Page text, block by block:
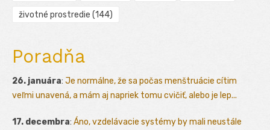
životné prostredie (144)
Poradňa
26. januára: Je normálne, že sa počas menštruácie cítim
veľmi unavená, a mám aj napriek tomu cvičiť, alebo je lep...
17. decembra: Áno, vzdelávacie systémy by mali neustále